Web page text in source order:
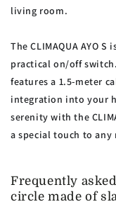
living room.
The CLIMAQUA AYO
practical on/off
features a 1.5-meter
integration into your
serenity with the
a special touch to any
Frequently
circle made of